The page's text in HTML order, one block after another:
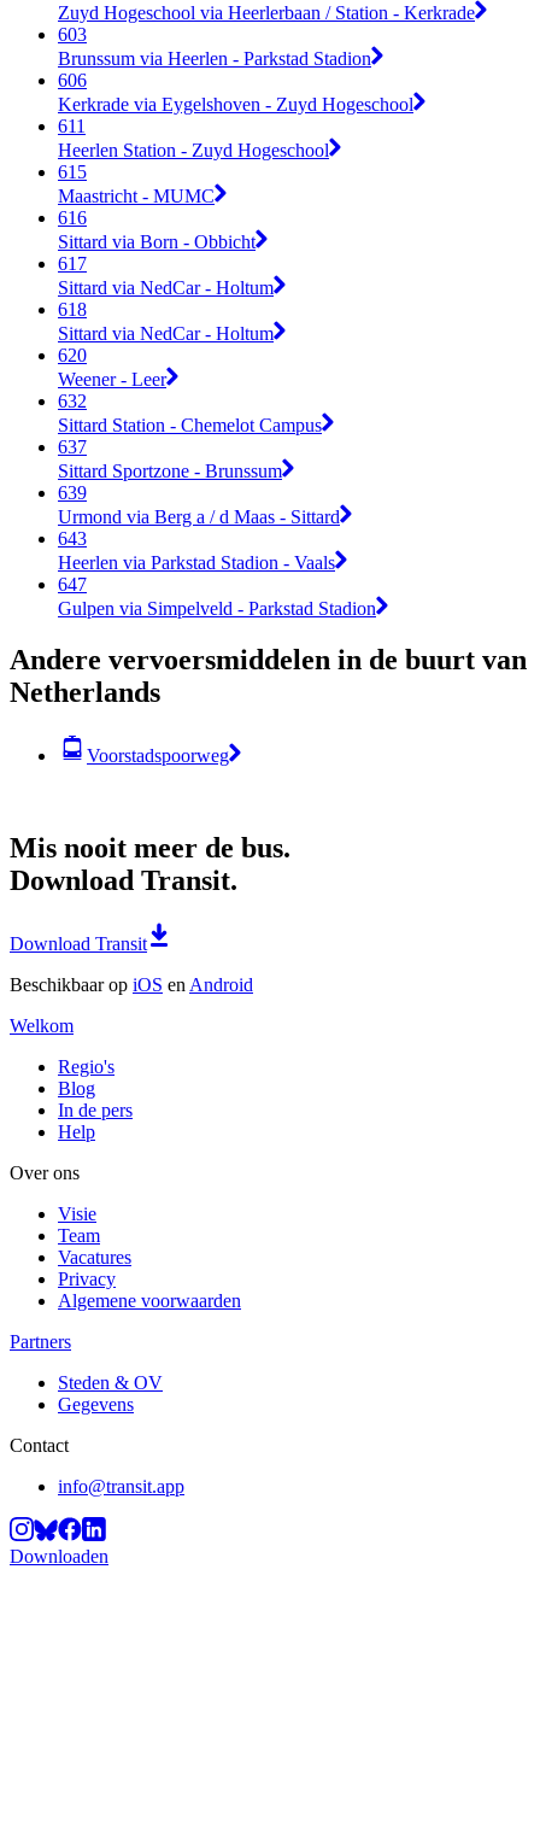
Zuyd Hogeschool via Heerlerbaan / Station - Kerkrade
603
Brunssum via Heerlen - Parkstad Stadion
606
Kerkrade via Eygelshoven - Zuyd Hogeschool
611
Heerlen Station - Zuyd Hogeschool
615
Maastricht - MUMC
616
Sittard via Born - Obbicht
617
Sittard via NedCar - Holtum
618
Sittard via NedCar - Holtum
620
Weener - Leer
632
Sittard Station - Chemelot Campus
637
Sittard Sportzone - Brunssum
639
Urmond via Berg a / d Maas - Sittard
643
Heerlen via Parkstad Stadion - Vaals
647
Gulpen via Simpelveld - Parkstad Stadion
Andere vervoersmiddelen in de buurt van
Netherlands
Voorstadspoorweg
Mis nooit meer de bus.
Download Transit.
Download Transit
Beschikbaar op iOS en Android
Welkom
Regio's
Blog
In de pers
Help
Over ons
Visie
Team
Vacatures
Privacy
Algemene voorwaarden
Partners
Steden & OV
Gegevens
Contact
info@transit.app
Downloaden